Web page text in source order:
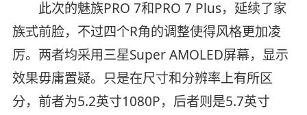
此次的魅族PRO 7和PRO 7 Plus，延续了家
族式前脸，不过四个R角的调整使得风格更加凌
厉。两者均采用三星Super AMOLED屏幕，显示
效果毋庸置疑。只是在尺寸和分辨率上有所区
分，前者为5.2英寸1080P，后者则是5.7英寸